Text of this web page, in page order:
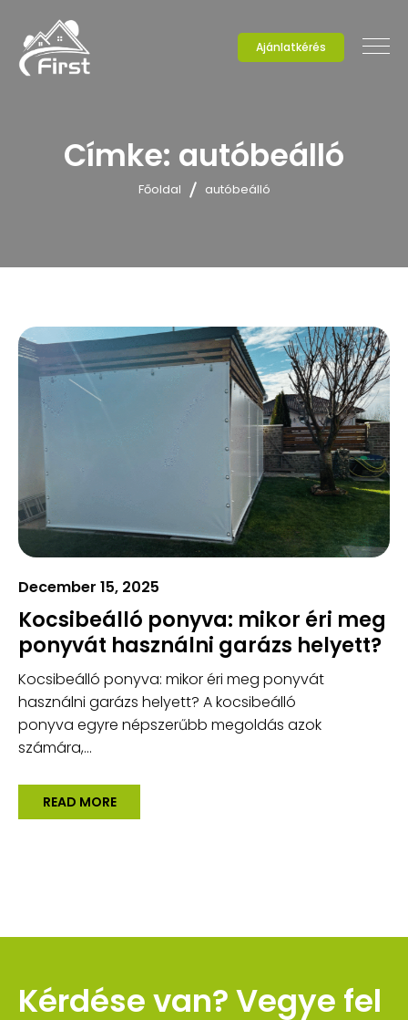
Ajánlatkérés
Címke: autóbeálló
Főoldal autóbeálló
December 15, 2025
Kocsibeálló ponyva: mikor éri meg
ponyvát használni garázs helyett?
Kocsibeálló ponyva: mikor éri meg ponyvát
használni garázs helyett? A kocsibeálló
ponyva egyre népszerűbb megoldás azok
számára,...
READ MORE
Kérdése van? Vegye fel